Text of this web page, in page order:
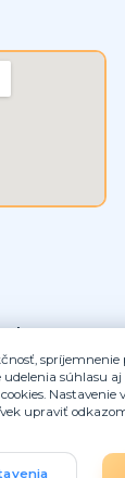
spríjemnenie
udelenia súhlasu
Nastavenie
upraviť